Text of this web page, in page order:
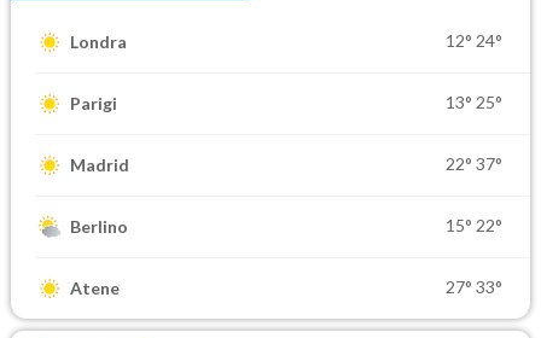
Londra 12° 24°
Parigi 13° 25°
Madrid 22° 37°
Berlino 15° 22°
Atene 27° 33°